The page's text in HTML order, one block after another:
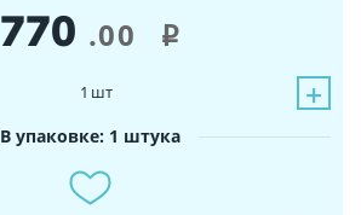
770 .00 i
+
1 шт
В упаковке: 1 штука